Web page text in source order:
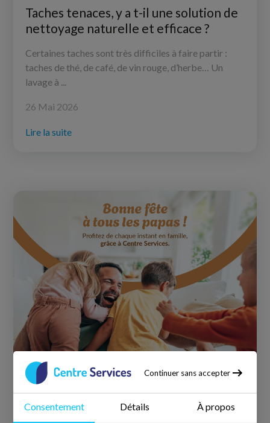
Continuer sans accepter
Consentement Détails À propos
Taches tenaces, y a t-il une solution de
nettoyage naturelle et efficace ?
Certaines taches sont très difficiles à faire partir :
taches de thé, de café, de vin rouge, d’herbe… Un
lavage à ...
26 Mai 2026
Lire la suite
👔 Fête des Pères : et si on lui offrait
enfin un vrai moment pour souffler ?